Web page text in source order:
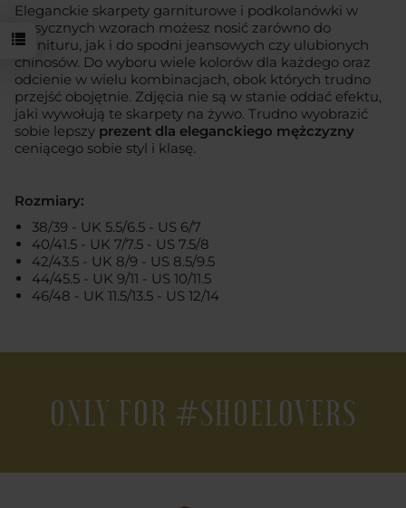
Eleganckie skarpety garniturowe i podkolanówki w
klasycznych wzorach możesz nosić zarówno do
garnituru, jak i do spodni jeansowych czy ulubionych
chinosów. Do wyboru wiele kolorów dla każdego oraz
odcienie w wielu kombinacjach, obok których trudno
przejść obojętnie. Zdjęcia nie są w stanie oddać efektu,
jaki wywołują te skarpety na żywo. Trudno wyobrazić
sobie lepszy prezent dla eleganckiego mężczyzny
ceniącego sobie styl i klasę.
Rozmiary:
38/39 - UK 5.5/6.5 - US 6/7
40/41.5 - UK 7/7.5 - US 7.5/8
42/43.5 - UK 8/9 - US 8.5/9.5
44/45.5 - UK 9/11 - US 10/11.5
46/48 - UK 11.5/13.5 - US 12/14
ONLY FOR #SHOELOVERS